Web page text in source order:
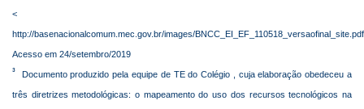
<
http://basenacionalcomum.mec.gov.br/images/
Acesso em 24/setembro/2019
3 Documento produzido pela equipe de TE do Colégio , cuja elaboração obedeceu a
três diretrizes metodológicas: o mapeamento do uso dos recursos tecnológicos na